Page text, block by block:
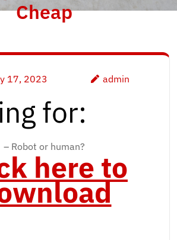
Cheap
17, 2023 admin
for:
– Robot or human?
here to